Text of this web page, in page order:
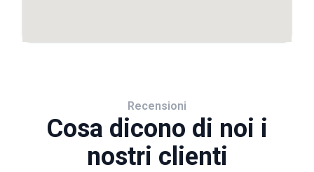
Recensioni
Cosa dicono di noi i
nostri clienti